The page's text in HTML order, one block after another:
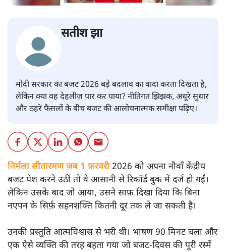
सतीश झा
मोदी सरकार का बजट 2026 बड़े बदलाव का वादा करता दिखता है,
लेकिन क्या वह देहलीज़ पार कर पाया? नीतिगत झिझक, अधूरे सुधार
और ठहरे फैसलों के बीच बजट की आलोचनात्मक समीक्षा पढ़िए।
निर्मला सीतारमण जब 1 फ़रवरी2026 को अपना नौवाँ केंद्रीय
बजट पेश करने उठीं तो वे आसानी से रिकॉर्ड बुक में दर्ज हो गईं।
लेकिन उसके बाद जो आया, उसने साफ़ दिखा दिया कि बिना
नएपन के सिर्फ़ सहनशक्ति कितनी दूर तक ले जा सकती है।
उनकी प्रस्तुति आत्मविश्वास से भरी थी। भाषण 90 मिनट चला और
एक ऐसे व्यक्ति की तरह बहता गया जो बजट‑दिवस की पूरी रस्में